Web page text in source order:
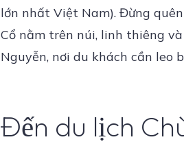
lớn nhất Việt Nam). Đừng
Cổ nằm trên núi, linh thiêng
Nguyễn, nơi du khách cần leo
Đến du lịch